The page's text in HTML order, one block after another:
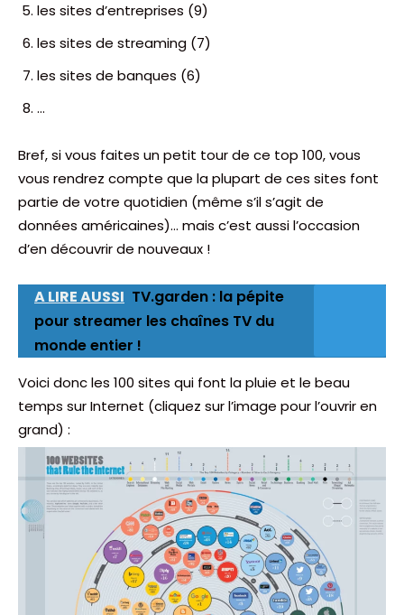
les sites d’entreprises (9)
les sites de streaming (7)
les sites de banques (6)
…
Bref, si vous faites un petit tour de ce top 100, vous
vous rendrez compte que la plupart de ces sites font
partie de votre quotidien (même s’il s’agit de
données américaines)… mais c’est aussi l’occasion
d’en découvrir de nouveaux !
A LIRE AUSSI TV.garden : la pépite
pour streamer les chaînes TV du
monde entier !
Voici donc les 100 sites qui font la pluie et le beau
temps sur Internet (cliquez sur l’image pour l’ouvrir en
grand) :